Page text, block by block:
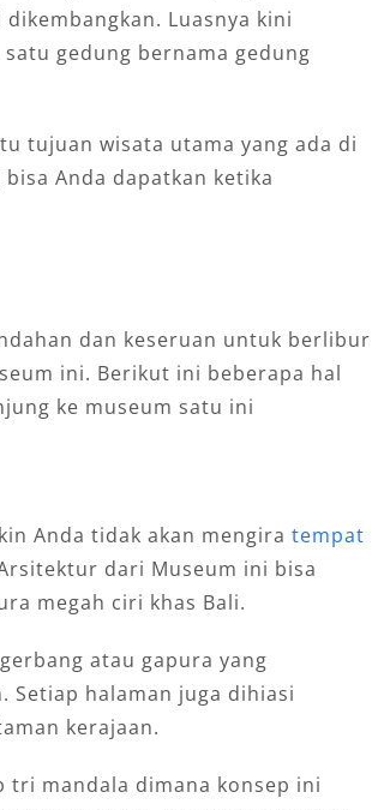
Luasnya kini
gedung bernama gedung
tujuan wisata utama yang ada di
Anda dapatkan ketika
dan keseruan untuk berlibur
ini. Berikut ini beberapa hal
ke museum satu ini
Anda tidak akan mengira tempat
dari Museum ini bisa
megah ciri khas Bali.
atau gapura yang
Setiap halaman juga dihiasi
kerajaan.
tri mandala dimana konsep ini